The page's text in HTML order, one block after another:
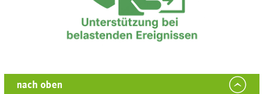
nach oben